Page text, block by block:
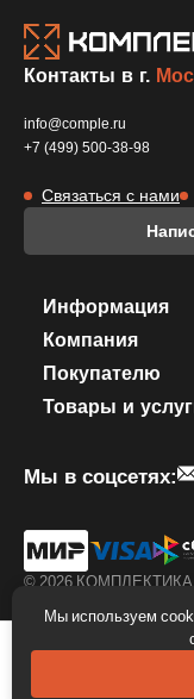
Информация
Компания
Покупателю
Товары и
Контакты в г.
info@comple.ru
+7 (499) 500-38-98
Связаться с нами
© 2026 КОМПЛЕКТИКА.
Мы в соцсетях:
Мы используем